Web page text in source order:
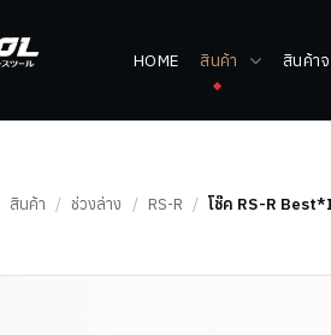
HOME สินค้า สินค้า
สินค้า / ช่วงล่าง / RS-R / โช๊ค RS-R